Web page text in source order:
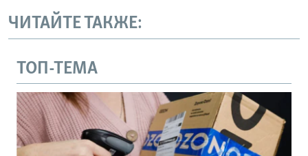
ЧИТАЙТЕ ТАКЖЕ:
ТОП-ТЕМА